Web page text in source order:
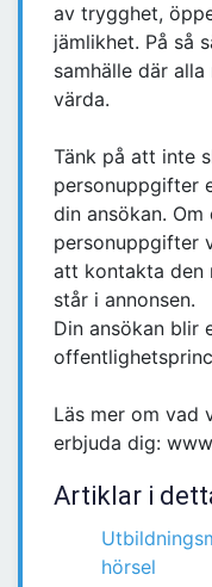
av trygghet,
jämlikhet. På så
samhälle där
värda.
Tänk på att inte
personuppgifter
din ansökan.
personuppgifter
att kontakta den
står i annonsen.
Din ansökan blir
Läs mer om vad
erbjuda dig:
Artiklar i
hörsel